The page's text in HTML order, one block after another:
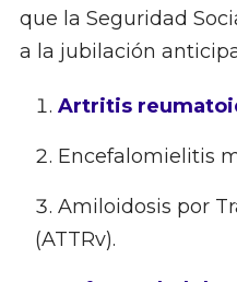
que la Seguridad
a la jubilación
Artritis
Encefalomielitis
Amiloidosis por
(ATTRv).